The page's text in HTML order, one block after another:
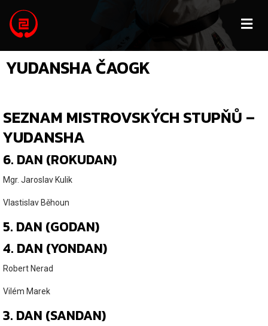
YUDANSHA ČAOGK
SEZNAM MISTROVSKÝCH STUPŇŮ –
YUDANSHA
6. DAN (ROKUDAN)
Mgr. Jaroslav Kulik
Vlastislav Běhoun
5. DAN (GODAN)
4. DAN (YONDAN)
Robert Nerad
Vilém Marek
3. DAN (SANDAN)